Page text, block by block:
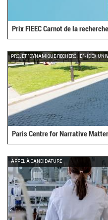
Prix FIEEC Carnot de la
PROJET "DYNAMIQUE RECHERCHE" - IDEX
Paris Centre for Narrative
APPEL À CANDIDATURE